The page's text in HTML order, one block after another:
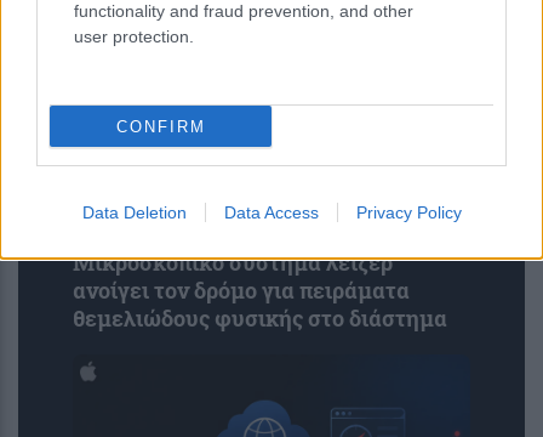
functionality and fraud prevention, and other
user protection.
CONFIRM
Data Deletion Data Access Privacy Policy
Μικροσκοπικό σύστημα λέιζερ
ανοίγει τον δρόμο για πειράματα
θεμελιώδους φυσικής στο διάστημα